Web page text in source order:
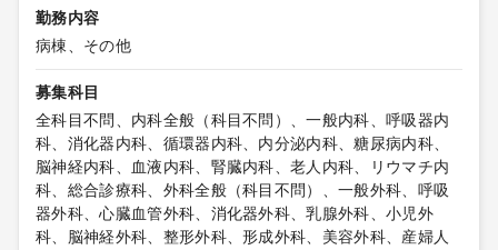
勤務内容
病棟、その他
募集科目
全科目不問、内科全般（科目不問）、一般内科、呼吸器内
科、消化器内科、循環器内科、内分泌内科、糖尿病内科、
脳神経内科、血液内科、腎臓内科、老人内科、リウマチ内
科、総合診療科、外科全般（科目不問）、一般外科、呼吸
器外科、心臓血管外科、消化器外科、乳腺外科、小児外
科、脳神経外科、整形外科、形成外科、美容外科、産婦人